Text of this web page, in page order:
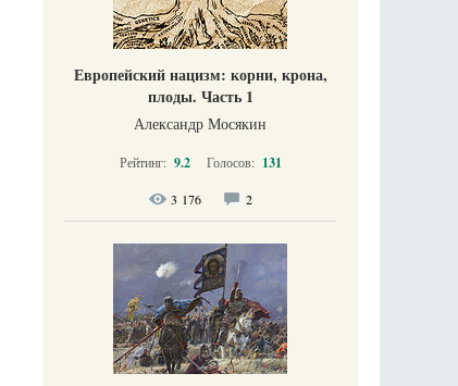
Европейский нацизм: корни, крона,
плоды. Часть 1
Александр Мосякин
Рейтинг: 9.2 Голосов: 131
3 176 2